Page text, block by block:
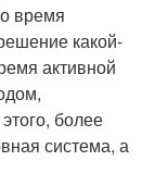
время
какой-
активной
более
система, а